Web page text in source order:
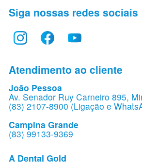
Siga nossas redes sociais
Atendimento ao cliente
João Pessoa
Av. Senador Ruy Carneiro 895,
(83) 2107-8900 (Ligação e
Campina Grande
(83) 99133-9369
A Dental Gold